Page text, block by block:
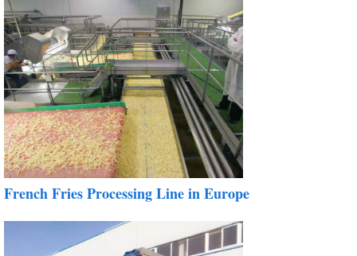
French Fries Processing Line in Europe